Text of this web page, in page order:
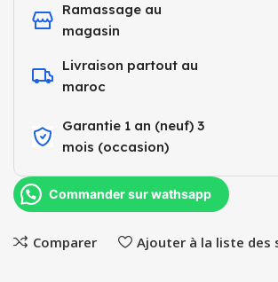
Ramassage au
magasin
Livraison partout au
maroc
Garantie 1 an (neuf) 3
mois (occasion)​
Commander sur wathsapp
Comparer Ajouter à la liste des